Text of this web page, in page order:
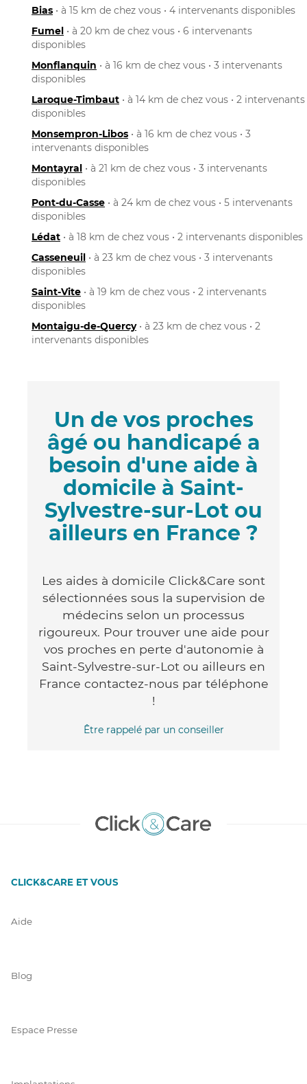
Bias • à 15 km de chez vous • 4 intervenants disponibles
Fumel • à 20 km de chez vous • 6 intervenants
disponibles
Monflanquin • à 16 km de chez vous • 3 intervenants
disponibles
Laroque-Timbaut • à 14 km de chez vous • 2 intervenants
disponibles
Monsempron-Libos • à 16 km de chez vous • 3
intervenants disponibles
Montayral • à 21 km de chez vous • 3 intervenants
disponibles
Pont-du-Casse • à 24 km de chez vous • 5 intervenants
disponibles
Lédat • à 18 km de chez vous • 2 intervenants disponibles
Casseneuil • à 23 km de chez vous • 3 intervenants
disponibles
Saint-Vite • à 19 km de chez vous • 2 intervenants
disponibles
Montaigu-de-Quercy• à 23 km de chez vous • 2
intervenants disponibles
Un de vos proches
âgé ou handicapé a
besoin d'une aide à
domicile à Saint-
Sylvestre-sur-Lot ou
ailleurs en France ?
Les aides à domicile Click&Care sont
sélectionnées sous la supervision de
médecins selon un processus
rigoureux. Pour trouver une aide pour
vos proches en perte d'autonomie à
Saint-Sylvestre-sur-Lot ou ailleurs en
France contactez-nous par téléphone
!
Être rappelé par un conseiller
CLICK&CARE ET VOUS
Aide
Blog
Espace Presse